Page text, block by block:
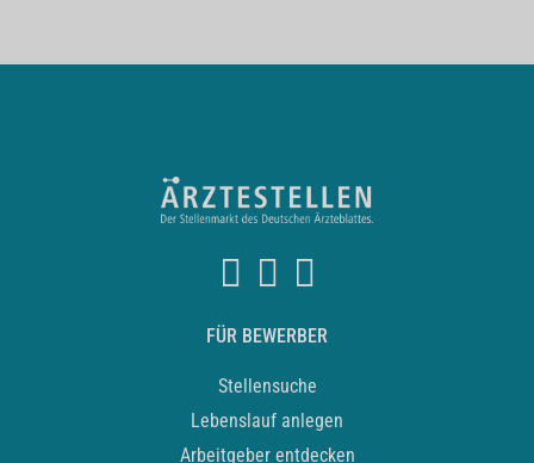
FÜR BEWERBER
Stellensuche
Lebenslauf anlegen
Arbeitgeber entdecken